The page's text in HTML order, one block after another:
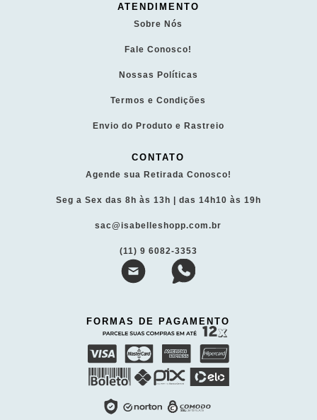
ATENDIMENTO
Sobre Nós
Fale Conosco!
Nossas Políticas
Termos e Condições
Envio do Produto e Rastreio
CONTATO
Agende sua Retirada Conosco!
Seg a Sex das 8h às 13h | das 14h10 às 19h
sac@isabelleshopp.com.br
(11) 9 6082-3353
FORMAS DE PAGAMENTO